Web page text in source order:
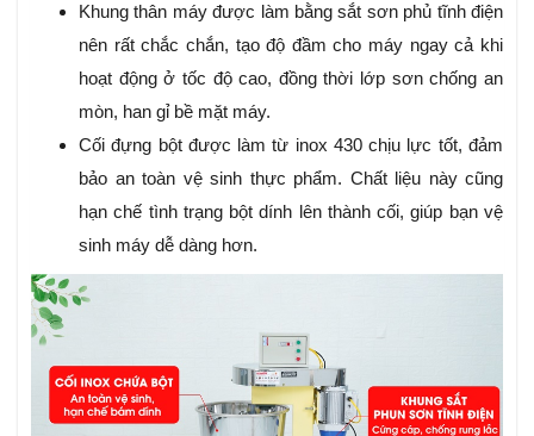
Khung thân máy được làm bằng sắt sơn phủ tĩnh điện
nên rất chắc chắn, tạo độ đầm cho máy ngay cả khi
hoạt động ở tốc độ cao, đồng thời lớp sơn chống an
mòn, han gỉ bề mặt máy.
Cối đựng bột được làm từ inox 430 chịu lực tốt, đảm
bảo an toàn vệ sinh thực phẩm. Chất liệu này cũng
hạn chế tình trạng bột dính lên thành cối, giúp bạn vệ
sinh máy dễ dàng hơn.